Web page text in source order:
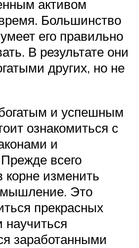
активом
Большинство
его правильно
В результате они
других, но не
и успешным
ознакомиться с
и
всего
корне изменить
мышление. Это
прекрасных
научиться
заработанными